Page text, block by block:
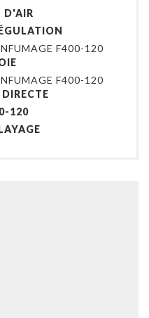
D'AIR
F400-120
F400-120
DIRECTE
120